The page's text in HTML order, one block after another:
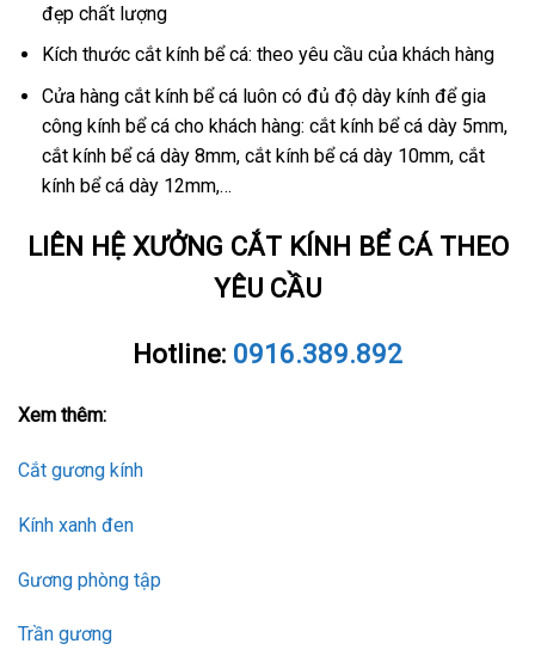
đẹp chất lượng
Kích thước cắt kính bể cá: theo yêu cầu của khách hàng
Cửa hàng cắt kính bể cá luôn có đủ độ dày kính để gia
công kính bể cá cho khách hàng: cắt kính bể cá dày 5mm,
cắt kính bể cá dày 8mm, cắt kính bể cá dày 10mm, cắt
kính bể cá dày 12mm,…
LIÊN HỆ XƯỞNG CẮT KÍNH BỂ CÁ THEO
YÊU CẦU
Hotline: 0916.389.892
Xem thêm:
Cắt gương kính
Kính xanh đen
Gương phòng tập
Trần gương